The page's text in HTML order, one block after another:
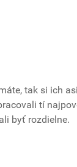
tak si ich
tí
byť rozdielne.